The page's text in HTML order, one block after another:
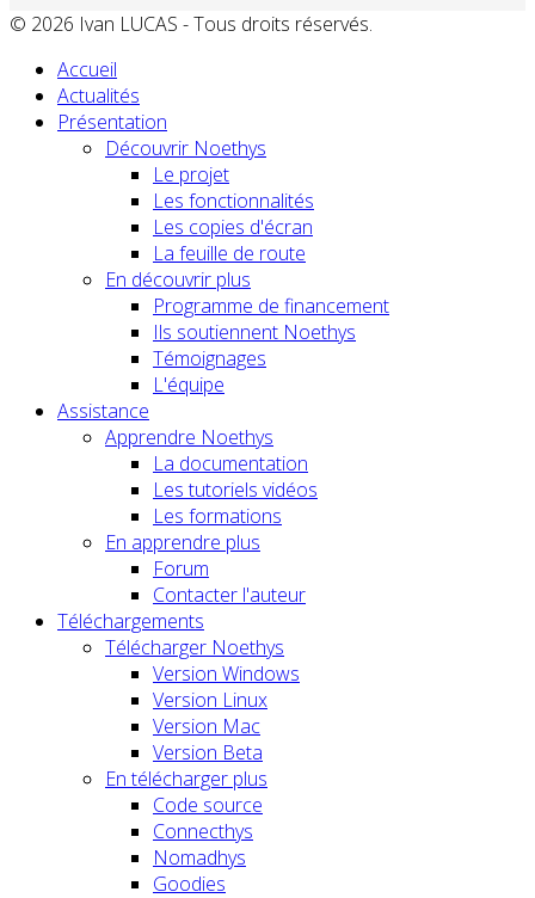
© 2026 Ivan LUCAS - Tous droits réservés.
Accueil
Actualités
Présentation
Découvrir Noethys
Le projet
Les fonctionnalités
Les copies d'écran
La feuille de route
En découvrir plus
Programme de financement
Ils soutiennent Noethys
Témoignages
L'équipe
Assistance
Apprendre Noethys
La documentation
Les tutoriels vidéos
Les formations
En apprendre plus
Forum
Contacter l'auteur
Téléchargements
Télécharger Noethys
Version Windows
Version Linux
Version Mac
Version Beta
En télécharger plus
Code source
Connecthys
Nomadhys
Goodies